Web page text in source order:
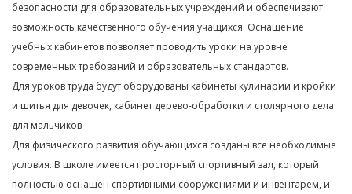
безопасности для образовательных учреждений и обеспечивают
возможность качественного обучения учащихся. Оснащение
учебных кабинетов позволяет проводить уроки на уровне
современных требований и образовательных стандартов.
Для уроков труда будут оборудованы кабинеты кулинарии и кройки
и шитья для девочек, кабинет дерево-обработки и столярного дела
для мальчиков
Для физического развития обучающихся созданы все необходимые
условия. В школе имеется просторный спортивный зал, который
полностью оснащен спортивными сооружениями и инвентарем, и